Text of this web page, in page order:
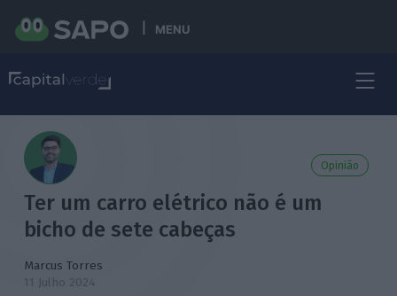
MENU
Opinião
Ter um carro elétrico não é um
bicho de sete cabeças
Marcus Torres
11 Julho 2024